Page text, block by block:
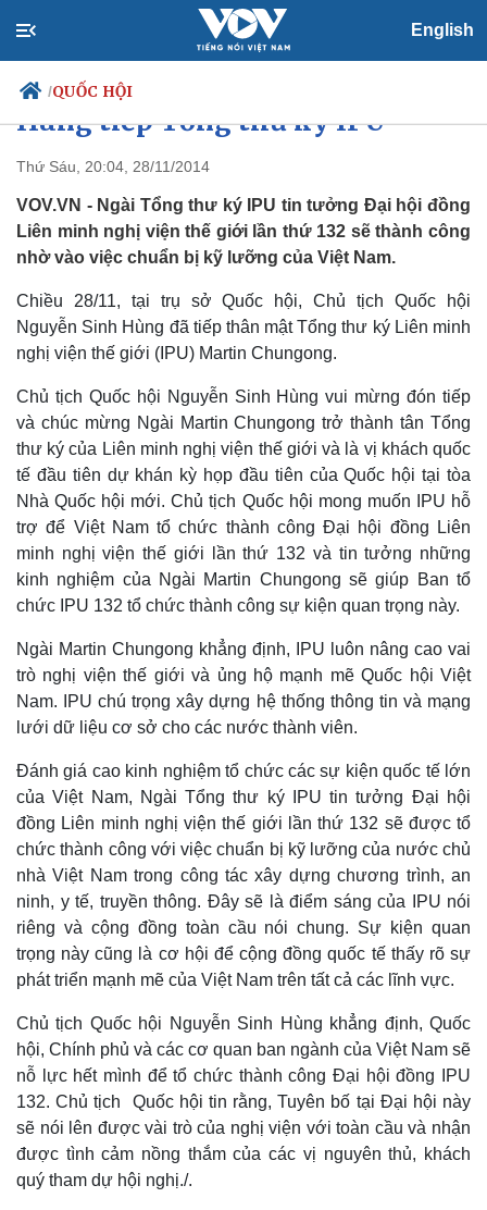
English
/QUỐC HỘI
Chính trị
Đảng
Tổ chức nhân sự
Nhận diện sự thật
Xã hội
Tin 24h
Dự báo thời tiết
Dấu ấn VOV
Việc làm
Biển đảo
Thế giới
Quan sát
Cuộc sống đó đây
Multimedia
Video
Ảnh
Infographic
Chủ tịch Quốc hội Nguyễn Sinh
Hùng tiếp Tổng thư ký IPU
Thứ Sáu, 20:04, 28/11/2014
VOV.VN - Ngài Tổng thư ký IPU tin tưởng Đại hội đồng
Liên minh nghị viện thế giới lần thứ 132 sẽ thành công
nhờ vào việc chuẩn bị kỹ lưỡng của Việt Nam.
Chiều 28/11, tại trụ sở Quốc hội, Chủ tịch Quốc hội
Nguyễn Sinh Hùng đã tiếp thân mật Tổng thư ký Liên minh
nghị viện thế giới (IPU) Martin Chungong.
Chủ tịch Quốc hội Nguyễn Sinh Hùng vui mừng đón tiếp
và chúc mừng Ngài Martin Chungong trở thành tân Tổng
thư ký của Liên minh nghị viện thế giới và là vị khách quốc
tế đầu tiên dự khán kỳ họp đầu tiên của Quốc hội tại tòa
Nhà Quốc hội mới. Chủ tịch Quốc hội mong muốn IPU hỗ
trợ để Việt Nam tổ chức thành công Đại hội đồng Liên
minh nghị viện thế giới lần thứ 132 và tin tưởng những
kinh nghiệm của Ngài Martin Chungong sẽ giúp Ban tổ
chức IPU 132 tổ chức thành công sự kiện quan trọng này.
Ngài Martin Chungong khẳng định, IPU luôn nâng cao vai
trò nghị viện thế giới và ủng hộ mạnh mẽ Quốc hội Việt
Nam. IPU chú trọng xây dựng hệ thống thông tin và mạng
lưới dữ liệu cơ sở cho các nước thành viên.
Đánh giá cao kinh nghiệm tổ chức các sự kiện quốc tế lớn
của Việt Nam, Ngài Tổng thư ký IPU tin tưởng Đại hội
đồng Liên minh nghị viện thế giới lần thứ 132 sẽ được tổ
chức thành công với việc chuẩn bị kỹ lưỡng của nước chủ
nhà Việt Nam trong công tác xây dựng chương trình, an
ninh, y tế, truyền thông. Đây sẽ là điểm sáng của IPU nói
riêng và cộng đồng toàn cầu nói chung. Sự kiện quan
trọng này cũng là cơ hội để cộng đồng quốc tế thấy rõ sự
phát triển mạnh mẽ của Việt Nam trên tất cả các lĩnh vực.
Chủ tịch Quốc hội Nguyễn Sinh Hùng khẳng định, Quốc
hội, Chính phủ và các cơ quan ban ngành của Việt Nam sẽ
nỗ lực hết mình để tổ chức thành công Đại hội đồng IPU
132. Chủ tịch Quốc hội tin rằng, Tuyên bố tại Đại hội này
sẽ nói lên được vài trò của nghị viện với toàn cầu và nhận
được tình cảm nồng thắm của các vị nguyên thủ, khách
quý tham dự hội nghị./.